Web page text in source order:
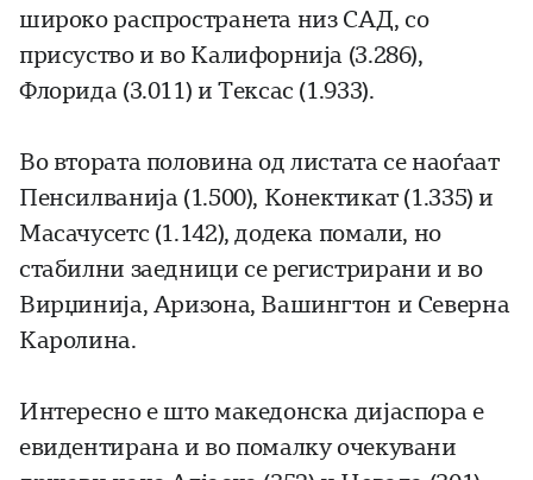
широко распространета низ САД, со
присуство и во Калифорнија (3.286),
Флорида (3.011) и Тексас (1.933).
Во втората половина од листата се наоѓаат
Пенсилванија (1.500), Конектикат (1.335) и
Масачусетс (1.142), додека помали, но
стабилни заедници се регистрирани и во
Вирџинија, Аризона, Вашингтон и Северна
Каролина.
Интересно е што македонска дијаспора е
евидентирана и во помалку очекувани